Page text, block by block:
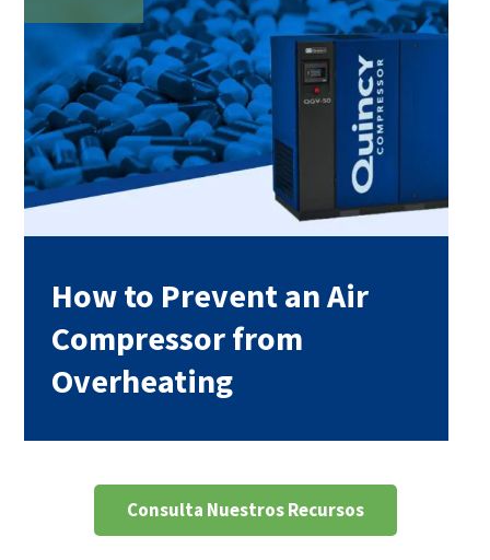
How to Prevent an Air
Compressor from
Overheating
Consulta Nuestros Recursos